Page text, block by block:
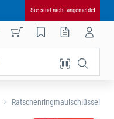
Sie sind nicht angemeldet
Ratschenringmaulschlüssel